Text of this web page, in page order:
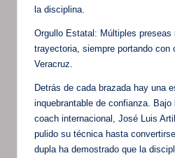
la disciplina.
Orgullo Estatal: Múltiples preseas
trayectoria, siempre portando con
Veracruz.
Detrás de cada brazada hay una
inquebrantable de confianza.
coach internacional, José Luis
pulido su técnica hasta
dupla ha demostrado que la